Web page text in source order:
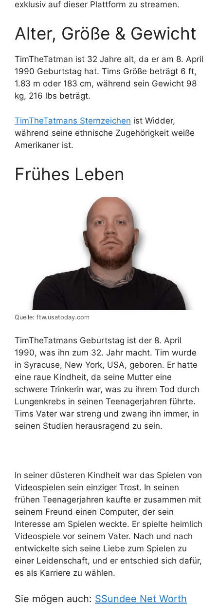
exklusiv auf dieser Plattform zu streamen.
Alter, Größe & Gewicht
TimTheTatman ist 32 Jahre alt, da er am 8. April
1990 Geburtstag hat. Tims Größe beträgt 6 ft,
1.83 m oder 183 cm, während sein Gewicht 98
kg, 216 lbs beträgt.
TimTheTatmans Sternzeichen ist Widder,
während seine ethnische Zugehörigkeit weiße
Amerikaner ist.
Frühes Leben
Quelle: ftw.usatoday.com
TimTheTatmans Geburtstag ist der 8. April
1990, was ihn zum 32. Jahr macht. Tim wurde
in Syracuse, New York, USA, geboren. Er hatte
eine raue Kindheit, da seine Mutter eine
schwere Trinkerin war, was zu ihrem Tod durch
Lungenkrebs in seinen Teenagerjahren führte.
Tims Vater war streng und zwang ihn immer, in
seinen Studien herausragend zu sein.
In seiner düsteren Kindheit war das Spielen von
Videospielen sein einziger Trost. In seinen
frühen Teenagerjahren kaufte er zusammen mit
seinem Freund einen Computer, der sein
Interesse am Spielen weckte. Er spielte heimlich
Videospiele vor seinem Vater. Nach und nach
entwickelte sich seine Liebe zum Spielen zu
einer Leidenschaft, und er entschied sich dafür,
es als Karriere zu wählen.
Sie mögen auch: SSundee Net Worth